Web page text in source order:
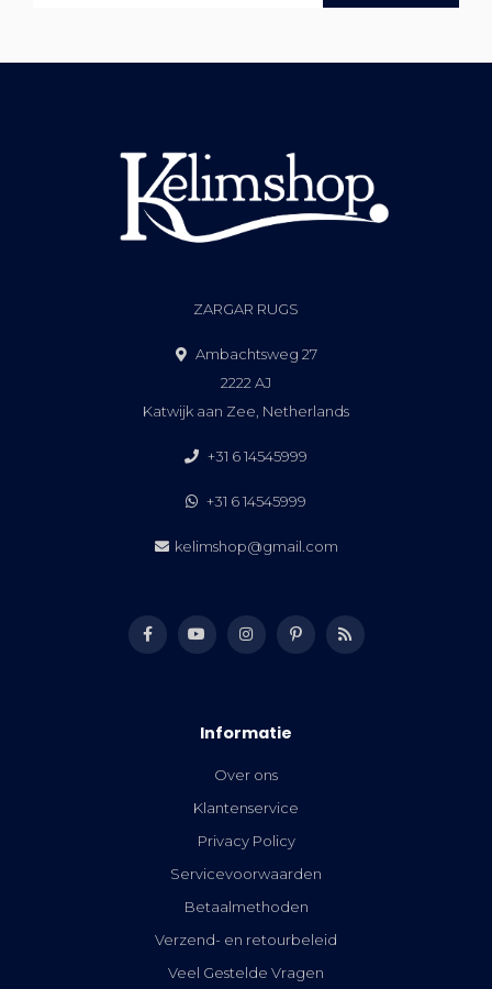
ZARGAR RUGS
Ambachtsweg 27
2222 AJ
Katwijk aan Zee, Netherlands
+31 6 14545999
+31 6 14545999
kelimshop@gmail.com
Informatie
Over ons
Klantenservice
Privacy Policy
Servicevoorwaarden
Betaalmethoden
Verzend- en retourbeleid
Veel Gestelde Vragen